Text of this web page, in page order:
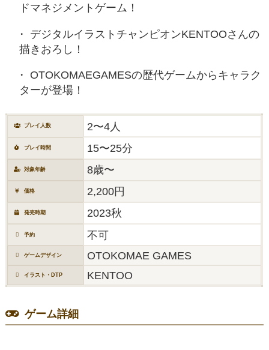
ドマネジメントゲーム！
デジタルイラストチャンピオンKENTOOさんの
描きおろし！
OTOKOMAEGAMESの歴代ゲームからキャラク
ターが登場！
プレイ人数 2〜4人
プレイ時間 15〜25分
対象年齢 8歳〜
価格 2,200円
発売時期 2023秋
予約 不可
ゲームデザイン OTOKOMAE GAMES
イラスト・DTP KENTOO
ゲーム詳細